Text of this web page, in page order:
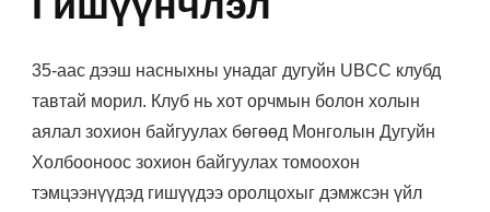
35-аас дээш насныхны унадаг дугуйн UBCC клубд
тавтай морил. Клуб нь хот орчмын болон холын
аялал зохион байгуулах бөгөөд Монголын Дугуйн
Холбооноос зохион байгуулах томоохон
тэмцээнүүдэд гишүүдээ оролцохыг дэмжсэн үйл